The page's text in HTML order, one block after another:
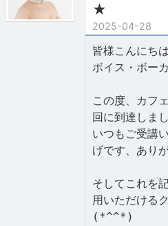
★
2025-04-28
皆様こんにち
ボイス・ボー
この度、カフ
回に到達しま
いつもご受講
げです、あり
そしてこれを
用いただける
(*^^*)